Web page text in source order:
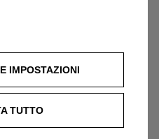
con un professionista della
Opel ti contatterà
sei soddisfatto della
IMPOSTAZIONI
TUTTO